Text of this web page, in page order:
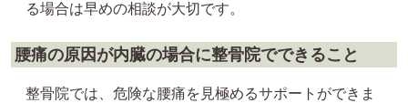
る場合は早めの相談が大切です。
腰痛の原因が内臓の場合に整骨院でできること
整骨院では、危険な腰痛を見極めるサポートができま